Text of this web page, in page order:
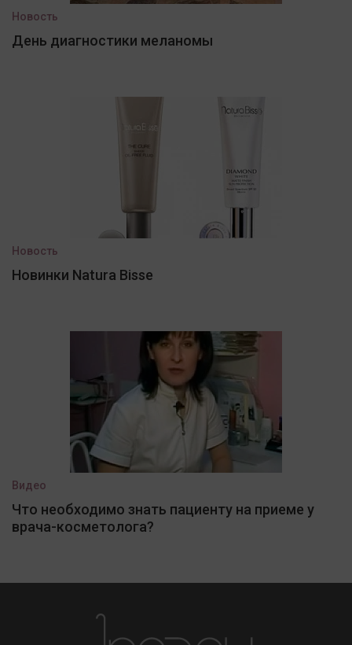
Новость
День диагностики меланомы
Новость
Новинки Natura Bisse
Видео
Что необходимо знать пациенту на приеме у
врача-косметолога?